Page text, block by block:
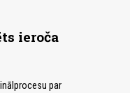
ieroča
par